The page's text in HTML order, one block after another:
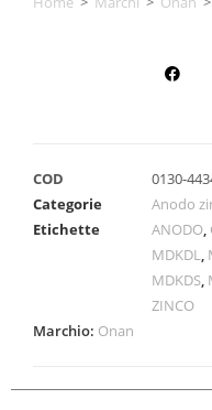
COD
0130-
Categorie
Anodo
Etichette
ANODO,
MDKDL,
MDKDS,
ZINCO
Marchio: Onan